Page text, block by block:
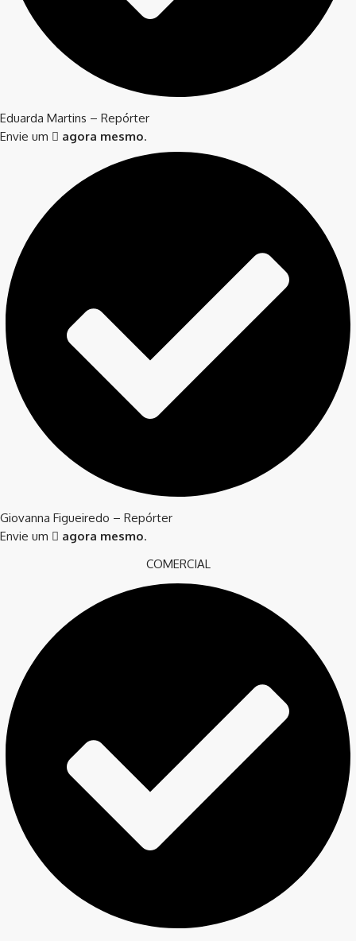
Eduarda Martins – Repórter
Envie um
agora mesmo.
Giovanna Figueiredo – Repórter
Envie um
agora mesmo.
COMERCIAL